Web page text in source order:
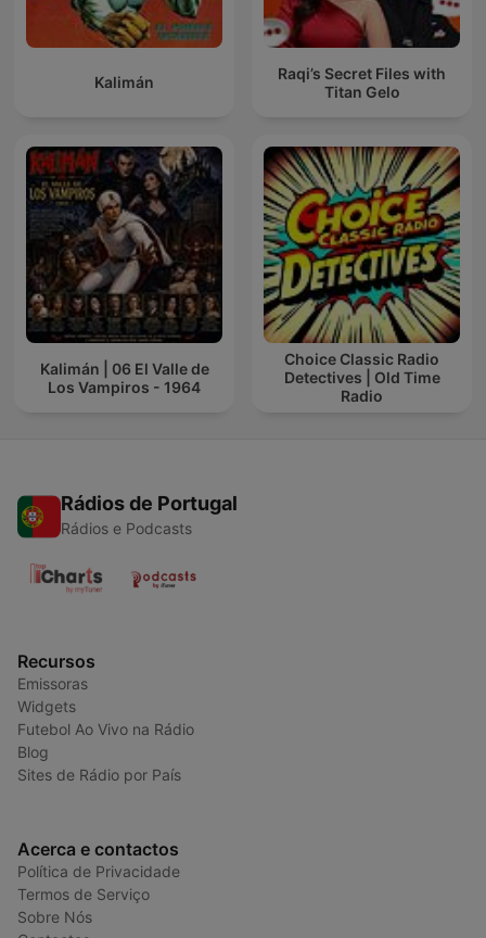
Kalimán
Raqi’s Secret Files with
Titan Gelo
Kalimán | 06 El Valle de
Los Vampiros - 1964
Choice Classic Radio
Detectives | Old Time
Radio
Rádios de Portugal
Rádios e Podcasts
Recursos
Emissoras
Widgets
Futebol Ao Vivo na Rádio
Blog
Sites de Rádio por País
Acerca e contactos
Política de Privacidade
Termos de Serviço
Sobre Nós